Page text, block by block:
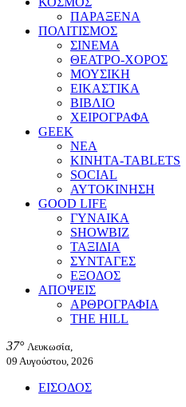
ΠΑΡΑΞΕΝΑ
ΠΟΛΙΤΙΣΜΟΣ
ΣΙΝΕΜΑ
ΘΕΑΤΡΟ-ΧΟΡΟΣ
ΜΟΥΣΙΚΗ
ΕΙΚΑΣΤΙΚΑ
ΒΙΒΛΙΟ
ΧΕΙΡΟΓΡΑΦΑ
GEEK
ΝΕΑ
ΚΙΝΗΤΑ-TABLETS
SOCIAL
ΑΥΤΟΚΙΝΗΣΗ
GOOD LIFE
ΓΥΝΑΙΚΑ
SHOWBIZ
ΤΑΞΙΔΙΑ
ΣΥΝΤΑΓΕΣ
ΕΞΟΔΟΣ
ΑΠΟΨΕΙΣ
ΑΡΘΡΟΓΡΑΦΙΑ
THE HILL
37° Λευκωσία,
09 Αυγούστου, 2026
ΕΙΣΟΔΟΣ